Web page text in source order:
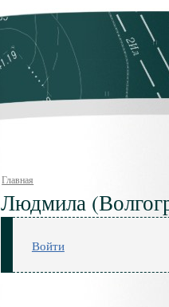
Главная
Людмила
Войти